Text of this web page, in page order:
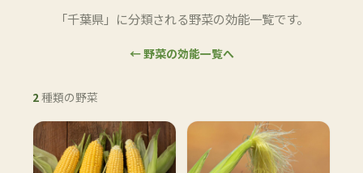
「千葉県」に分類される野菜の効能一覧です。
← 野菜の効能一覧へ
2種類の野菜